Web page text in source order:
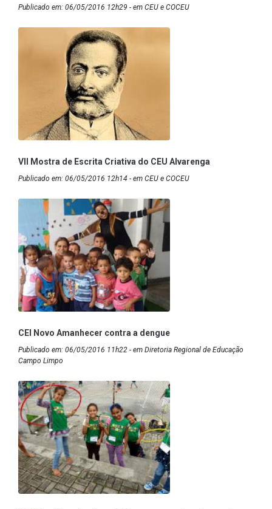
Publicado em: 06/05/2016 12h29 - em CEU e COCEU
VII Mostra de Escrita Criativa do CEU Alvarenga
Publicado em: 06/05/2016 12h14 - em CEU e COCEU
CEI Novo Amanhecer contra a dengue
Publicado em: 06/05/2016 11h22 - em Diretoria Regional de Educação
Campo Limpo